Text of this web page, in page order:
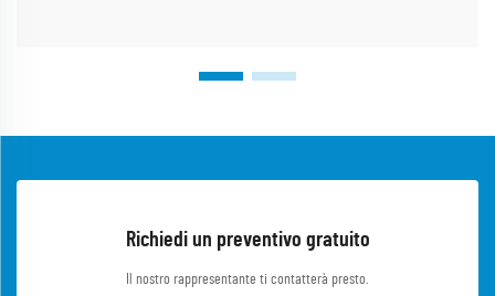
Richiedi un preventivo gratuito
Il nostro rappresentante ti contatterà presto.